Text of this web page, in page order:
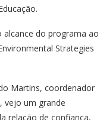
do programa ao
Strategies
Martins, coordenador
vejo um grande
relação de confiança,